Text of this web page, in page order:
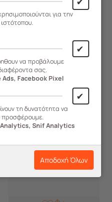
9,85 €
ΑΓΟΡΑ
για την
✔
να προβάλουμε
σας.
Ads, Facebook Pixel
✔
τη δυνατότητα να
προσφέρουμε.
Snif Analytics
Αποδοχή Όλων